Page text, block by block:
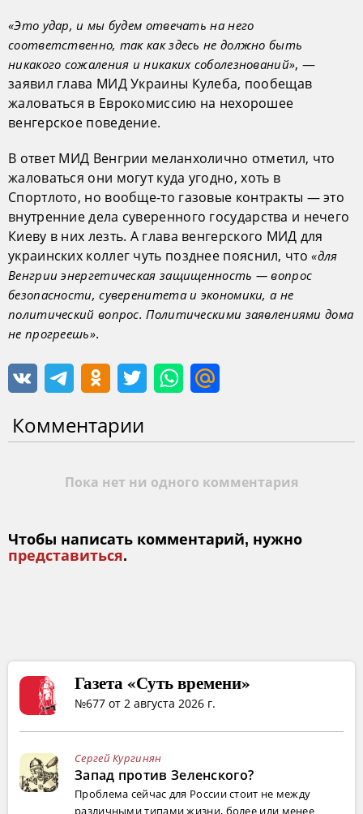
«Это удар, и мы будем отвечать на него
соответственно, так как здесь не должно быть
никакого сожаления и никаких соболезнований», —
заявил глава МИД Украины Кулеба, пообещав
жаловаться в Еврокомиссию на нехорошее
венгерское поведение.
В ответ МИД Венгрии меланхолично отметил, что
жаловаться они могут куда угодно, хоть в
Спортлото, но вообще-то газовые контракты — это
внутренние дела суверенного государства и нечего
Киеву в них лезть. А глава венгерского МИД для
украинских коллег чуть позднее пояснил, что«для
Венгрии энергетическая защищенность — вопрос
безопасности, суверенитета и экономики, а не
политический вопрос. Политическими заявлениями дома
не прогреешь».
Комментарии
Пока нет ни одного комментария
Чтобы написать комментарий, нужно
представиться.
Газета «Суть времени»
№677 от 2 августа 2026 г.
Сергей Кургинян
Запад против Зеленского?
Проблема сейчас для России стоит не между
различными типами жизни, более или менее